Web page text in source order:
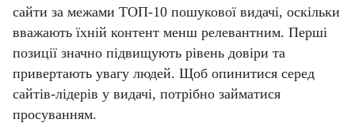
сайти за межами ТОП-10 пошукової видачі, оскільки
вважають їхній контент менш релевантним. Перші
позиції значно підвищують рівень довіри та
привертають увагу людей. Щоб опинитися серед
сайтів-лідерів у видачі, потрібно займатися
просуванням.